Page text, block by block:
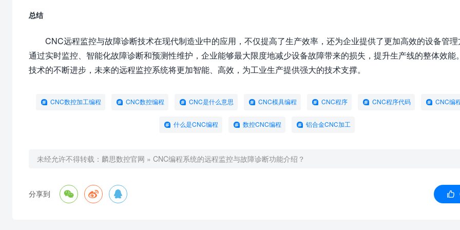
总结
CNC远程监控与故障诊断技术在现代制造业中的应用，不仅提高了生产效率，还为企业提供了更加高效的设备管理
通过实时监控、智能化故障诊断和预测性维护，企业能够最大限度地减少设备故障带来的损失，提升生产线的整体效能
技术的不断进步，未来的远程监控系统将更加智能、高效，为工业生产提供强大的技术支撑。
CNC数控加工编程 CNC数控编程 CNC是什么意思 CNC模具编程 CNC程序 CNC程序代码 CNC编
什么是CNC编程 数控CNC编程 铝合金CNC加工
未经允许不得转载： 麟思数控官网 » CNC编程系统的远程监控与故障诊断功能介绍？
分享到    